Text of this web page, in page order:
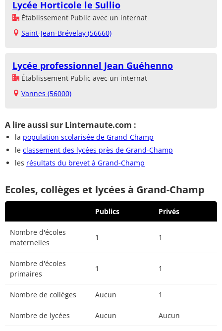
Lycée Horticole le Sullio
Établissement Public avec un internat
Saint-Jean-Brévelay (56660)
Lycée professionnel Jean Guéhenno
Établissement Public avec un internat
Vannes (56000)
A lire aussi sur Linternaute.com :
la population scolarisée de Grand-Champ
le classement des lycées près de Grand-Champ
les résultats du brevet à Grand-Champ
Ecoles, collèges et lycées à Grand-Champ
Publics Privés
Nombre d'écoles
maternelles
1 1
Nombre d'écoles
primaires
1 1
Nombre de collèges Aucun 1
Nombre de lycées Aucun Aucun